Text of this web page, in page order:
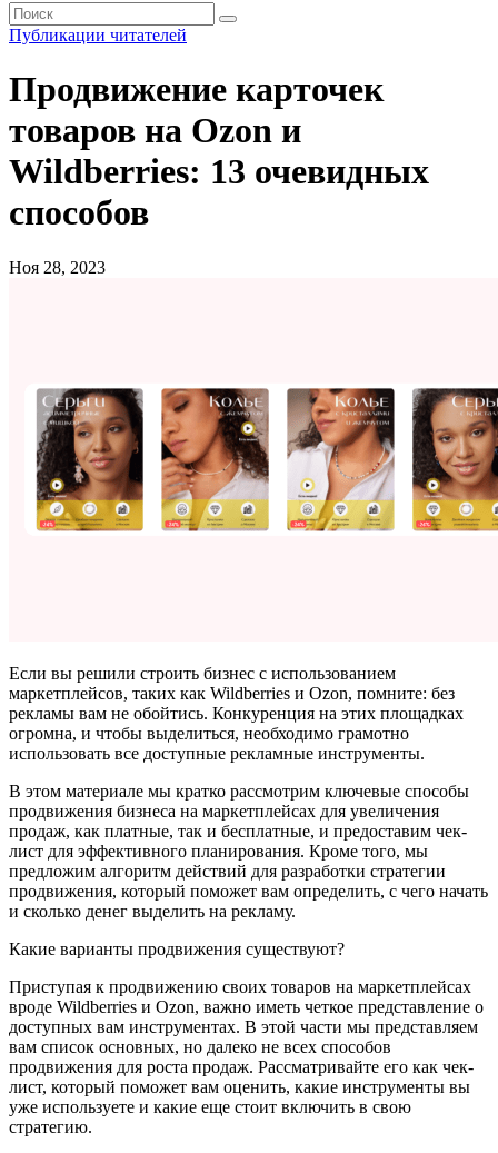
Публикации читателей
Продвижение карточек
товаров на Ozon и
Wildberries: 13 очевидных
способов
Ноя 28, 2023
Если вы решили строить бизнес с использованием
маркетплейсов, таких как Wildberries и Ozon, помните: без
рекламы вам не обойтись. Конкуренция на этих площадках
огромна, и чтобы выделиться, необходимо грамотно
использовать все доступные рекламные инструменты.
В этом материале мы кратко рассмотрим ключевые способы
продвижения бизнеса на маркетплейсах для увеличения
продаж, как платные, так и бесплатные, и предоставим чек-
лист для эффективного планирования. Кроме того, мы
предложим алгоритм действий для разработки стратегии
продвижения, который поможет вам определить, с чего начать
и сколько денег выделить на рекламу.
Какие варианты продвижения существуют?
Приступая к продвижению своих товаров на маркетплейсах
вроде Wildberries и Ozon, важно иметь четкое представление о
доступных вам инструментах. В этой части мы представляем
вам список основных, но далеко не всех способов
продвижения для роста продаж. Рассматривайте его как чек-
лист, который поможет вам оценить, какие инструменты вы
уже используете и какие еще стоит включить в свою
стратегию.